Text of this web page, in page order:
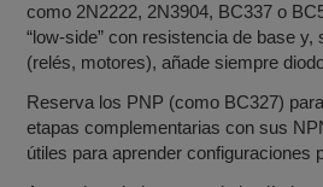
como 2N2222, 2N3904, BC337 o
“low‑side” con resistencia de base
(relés, motores), añade siempre
Reserva los PNP (como BC327)
etapas complementarias con sus
útiles para aprender configuraciones